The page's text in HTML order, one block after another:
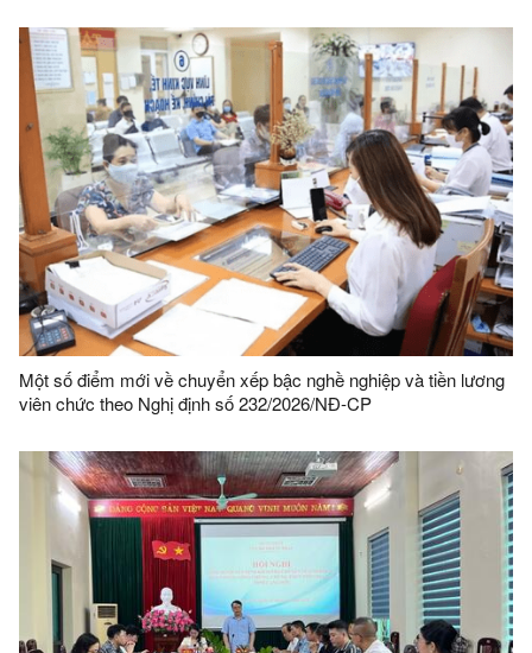
Một số điểm mới về chuyển xếp bậc nghề nghiệp và tiền lương
viên chức theo Nghị định số 232/2026/NĐ-CP